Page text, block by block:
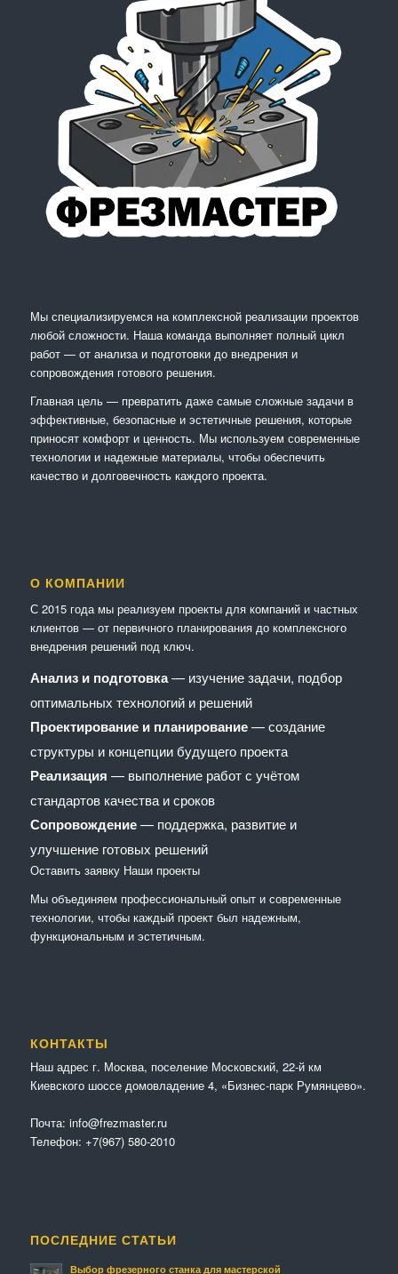
Мы специализируемся на комплексной реализации проектов
любой сложности. Наша команда выполняет полный цикл
работ — от анализа и подготовки до внедрения и
сопровождения готового решения.
Главная цель — превратить даже самые сложные задачи в
эффективные, безопасные и эстетичные решения, которые
приносят комфорт и ценность. Мы используем современные
технологии и надежные материалы, чтобы обеспечить
качество и долговечность каждого проекта.
О КОМПАНИИ
С 2015 года мы реализуем проекты для компаний и частных
клиентов — от первичного планирования до комплексного
внедрения решений под ключ.
Анализ и подготовка— изучение задачи, подбор
оптимальных технологий и решений
Проектирование и планирование— создание
структуры и концепции будущего проекта
Реализация — выполнение работ с учётом
стандартов качества и сроков
Сопровождение— поддержка, развитие и
улучшение готовых решений
Оставить заявку Наши проекты
Мы объединяем профессиональный опыт и современные
технологии, чтобы каждый проект был надежным,
функциональным и эстетичным.
КОНТАКТЫ
Наш адрес г. Москва, поселение Московский, 22-й км
Киевского шоссе домовладение 4, «Бизнес-парк Румянцево».
Почта: info@frezmaster.ru
Телефон: +7(967) 580-2010
ПОСЛЕДНИЕ СТАТЬИ
Выбор фрезерного станка для мастерской